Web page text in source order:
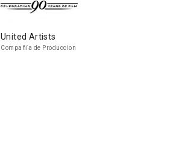
United Artists
Compañía de Produccion